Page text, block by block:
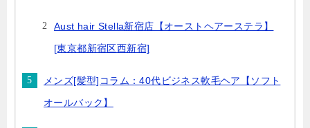
Aust hair Stella新宿店【オーストヘアーステラ】
[東京都新宿区西新宿]
メンズ[髪型]コラム：40代ビジネス軟毛ヘア【ソフト
オールバック】